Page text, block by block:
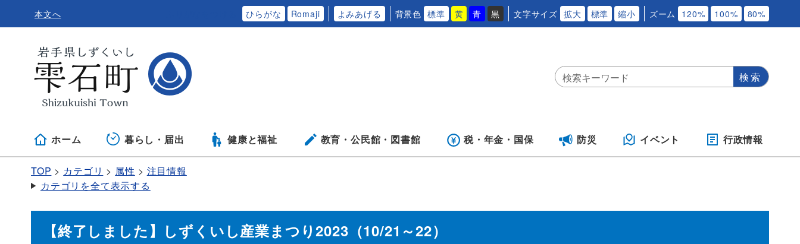
本文へ ひらがな Romaji よみあげる 背景色 標準 黄 青 黒 文字サイズ 拡大 標準 縮小 ズーム 120% 100% 80%
ホーム 暮らし・届出 健康と福祉 教育・公民館・ 図書館 税・年金・ 国保 防災 イベント 行政情報
TOP カテゴリ 属性
注目情報
カテゴリを全て表示する
【終了しました】しずくいし産業まつり2023（10/21～22）